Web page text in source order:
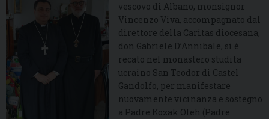
vescovo di Albano, monsignor
Vincenzo Viva, accompagnato dal
direttore della Caritas diocesana,
don Gabriele D’Annibale, si è
recato nel monastero studita
ucraino San Teodor di Castel
Gandolfo, per manifestare
nuovamente vicinanza e sostegno
a Padre Kozak Oleh (Padre